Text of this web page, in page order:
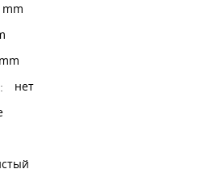
нет